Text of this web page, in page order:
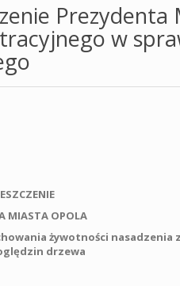
w
MIASTA OPOLA
żywotności
drzewa